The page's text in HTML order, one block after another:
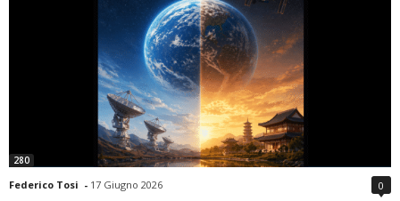
280
Federico Tosi - 17 Giugno 2026 0